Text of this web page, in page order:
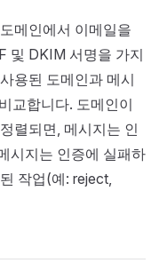
메인에서 이메일을
및 DKIM 서명을 가지
용된 도메인과 메시
교합니다. 도메인이
렬되면, 메시지는 인
시지는 인증에 실패하
작업(예: reject,